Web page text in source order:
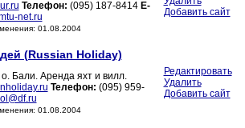
Телефон: (095) 187-8414 E-
net.ru
01.08.2004
Добавить сайт
(Russian Holiday)
Бали. Аренда яхт и вилл.
Телефон: (095) 959-
01.08.2004
Редактировать
Удалить
Добавить сайт